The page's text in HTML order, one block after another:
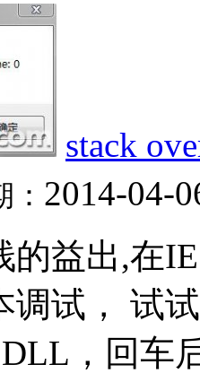
stack
： 2014-04-
的益出,在
调试， 试
，回车